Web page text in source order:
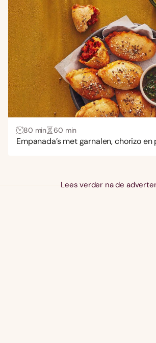
Soep
Stamppot
Stoofschotel
Taart
Tapas
Vis
Vlees
Zalm
80 min 60 min
Empanada’s met garnalen, chorizo en
Lees verder na de